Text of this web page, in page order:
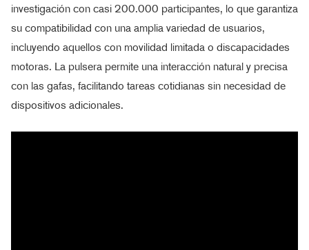
investigación con casi 200.000 participantes, lo que garantiza
su compatibilidad con una amplia variedad de usuarios,
incluyendo aquellos con movilidad limitada o discapacidades
motoras. La pulsera permite una interacción natural y precisa
con las gafas, facilitando tareas cotidianas sin necesidad de
dispositivos adicionales.